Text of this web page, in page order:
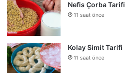
Nefis Çorba Tarifi
11 saat önce
Kolay Simit Tarifi
11 saat önce